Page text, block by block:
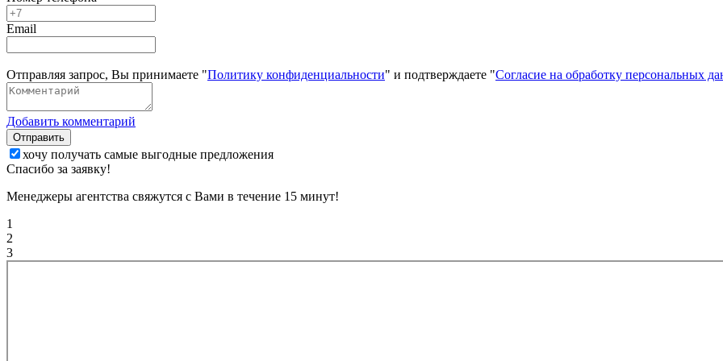
Email
Отправляя запрос, Вы принимаете "Политику конфиденциальности" и подтверждаете "Согласие на обработку персональных
Добавить комментарий
Отправить
хочу получать самые выгодные предложения
Спасибо за заявку!
Менеджеры агентства свяжутся с Вами в течение 15 минут!
1
2
3